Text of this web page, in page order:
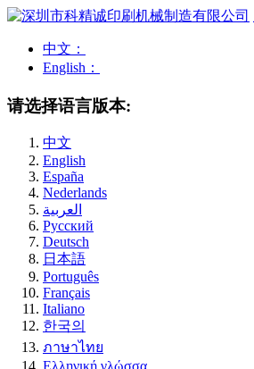
中文：
English：
请选择语言版本:
中文
English
España
Nederlands
العربية
Pусский
Deutsch
日本語
Português
Français
Italiano
한국의
ภาษาไทย